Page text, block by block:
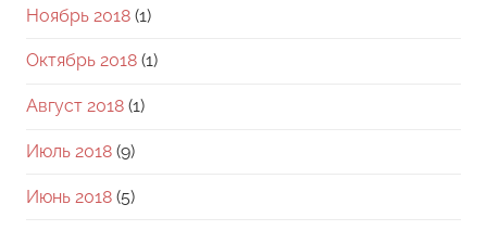
Ноябрь 2018 (1)
Октябрь 2018 (1)
Август 2018 (1)
Июль 2018 (9)
Июнь 2018 (5)